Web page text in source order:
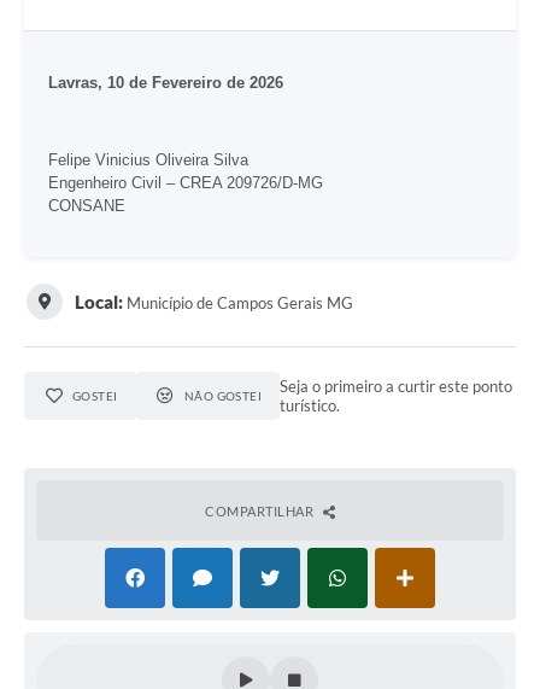
Lavras, 10 de Fevereiro de 2026
Felipe Vinicius Oliveira Silva
Engenheiro Civil – CREA 209726/D-MG
CONSANE
Local: Município de Campos Gerais MG
GOSTEI NÃO GOSTEI
Seja o primeiro a curtir este ponto
turístico.
COMPARTILHAR